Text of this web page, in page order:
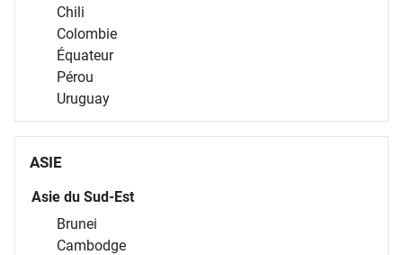
Argentine
Bolivie
Brésil
Chili
Colombie
Équateur
Uruguay
ASIE